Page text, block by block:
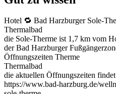
Hotel 🔁 Bad Harzburger Sole-
Thermalbad
die Sole-Therme ist 1,7 km vom
der Bad Harzburger
Öffnungszeiten Therme
Thermalbad
die aktuellen Öffnungszeiten
https://www.bad-harzburg.de/